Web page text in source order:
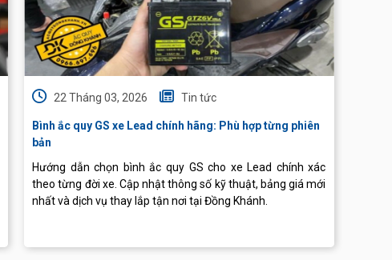
22 Tháng 03, 2026 Tin tức
Bình ắc quy GS xe Lead chính hãng: Phù hợp từng phiên
bản
Hướng dẫn chọn bình ắc quy GS cho xe Lead chính xác
theo từng đời xe. Cập nhật thông số kỹ thuật, bảng giá mới
nhất và dịch vụ thay lắp tận nơi tại Đồng Khánh.